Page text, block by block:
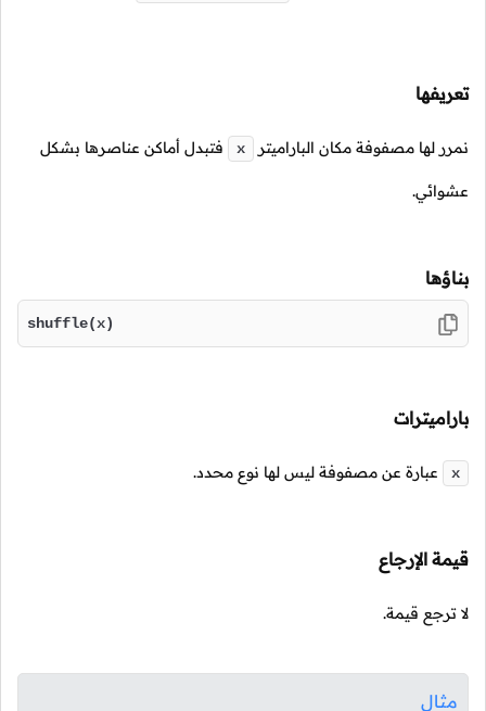
تعريفها
نمرر لها مصفوفة مكان الباراميتر x فتبدل أماكن عناصرها بشكل
عشوائي.
بناؤها
shuffle(x)
باراميترات
x عبارة عن مصفوفة ليس لها نوع محدد.
قيمة الإرجاع
لا ترجع قيمة.
مثال